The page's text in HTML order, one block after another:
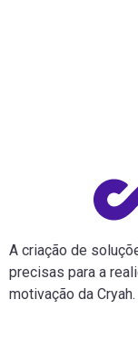
A criação de
precisas para a
motivação da Cryah.